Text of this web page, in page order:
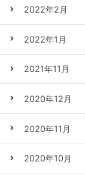
2022年2月
2022年1月
2021年11月
2020年12月
2020年11月
2020年10月